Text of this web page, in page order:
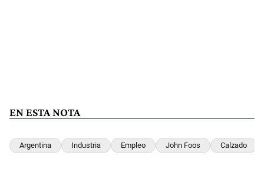
EN ESTA NOTA
Argentina Industria Empleo John Foos Calzado